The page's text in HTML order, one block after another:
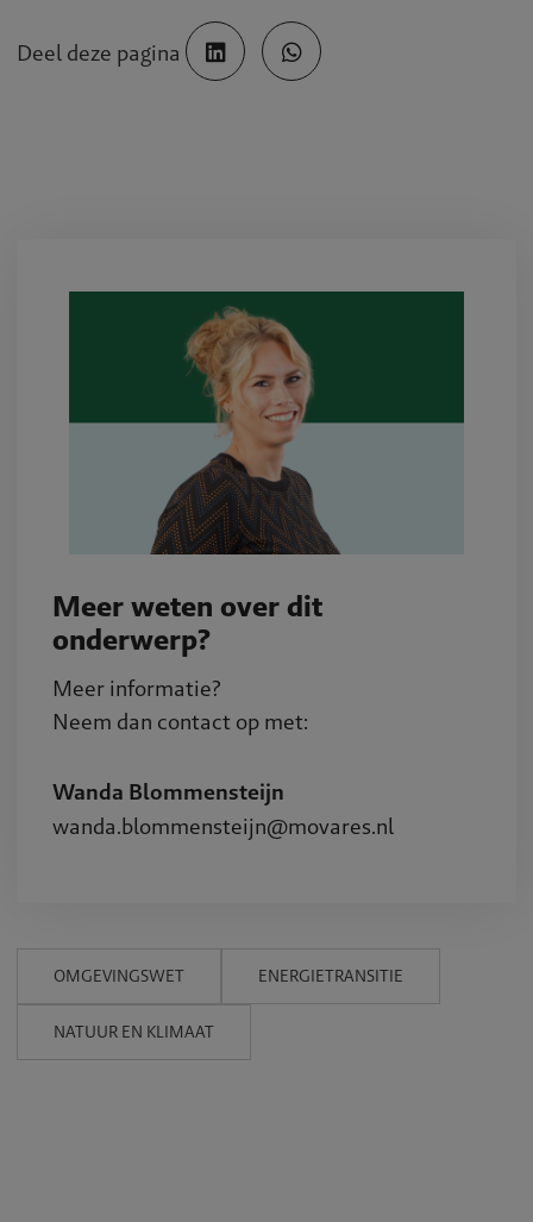
Deel deze pagina
Meer weten over dit
onderwerp?
Meer informatie?
Neem dan contact op met:
Wanda Blommensteijn
wanda.blommensteijn@movares.nl
OMGEVINGSWET ENERGIETRANSITIE
NATUUR EN KLIMAAT